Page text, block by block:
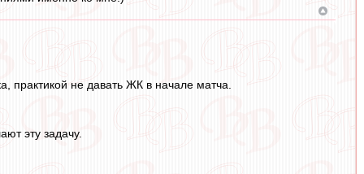
практикой не давать ЖК в начале матча.
эту задачу.